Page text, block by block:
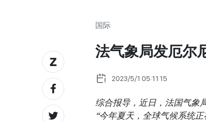
国际
法气象局发厄尔
2023/5/1 05:11:15
综合报导，近日，法国气象
“今年夏天，全球气候系统